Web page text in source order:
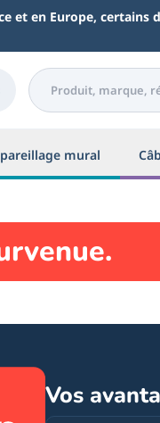
et en Europe,
mural
Vos